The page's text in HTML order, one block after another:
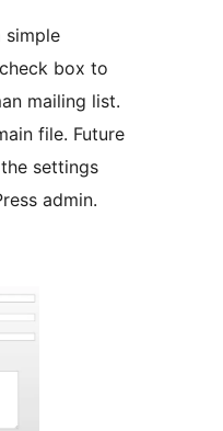
simple
box to
mailing list.
file. Future
settings
admin.